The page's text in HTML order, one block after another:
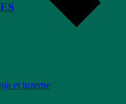
et luzerne